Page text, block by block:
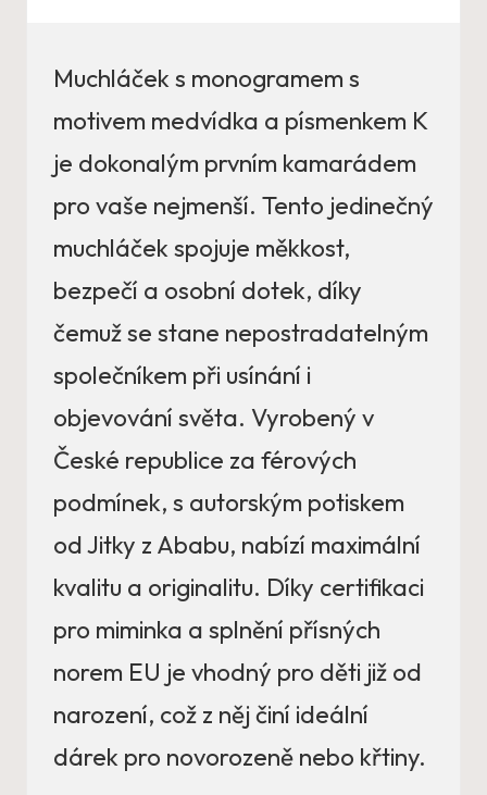
Muchláček s monogramem s
motivem medvídka a písmenkem K
je dokonalým prvním kamarádem
pro vaše nejmenší. Tento jedinečný
muchláček spojuje měkkost,
bezpečí a osobní dotek, díky
čemuž se stane nepostradatelným
společníkem při usínání i
objevování světa. Vyrobený v
České republice za férových
podmínek, s autorským potiskem
od Jitky z Ababu, nabízí maximální
kvalitu a originalitu. Díky certifikaci
pro miminka a splnění přísných
norem EU je vhodný pro děti již od
narození, což z něj činí ideální
dárek pro novorozeně nebo křtiny.